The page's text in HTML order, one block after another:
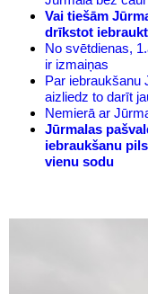
Vai tiešām
drīkstot
No svētdienas,
ir izmaiņas
Par iebraukšanu
aizliedz to darīt
Nemierā ar
Jūrmalas
iebraukšanu
vienu sodu